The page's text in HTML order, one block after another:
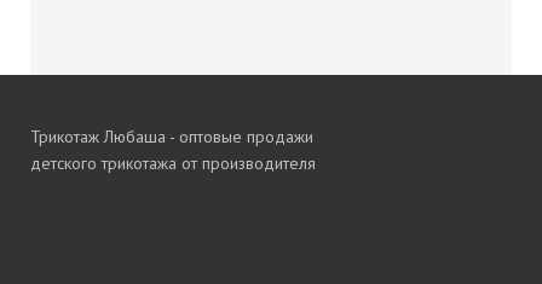
Трикотаж Любаша - оптовые продажи
детского трикотажа от производителя